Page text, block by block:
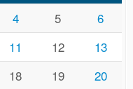
4 5
6
11 12
13
18 19
20